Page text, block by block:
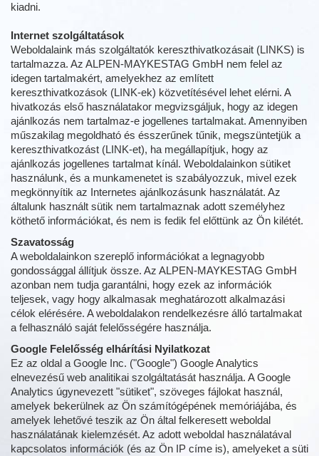
kiadni.
Internet szolgáltatások
Weboldalaink más szolgáltatók kereszthivatkozásait (LINKS) is
tartalmazza. Az ALPEN-MAYKESTAG GmbH nem felel az
idegen tartalmakért, amelyekhez az említett
kereszthivatkozások (LINK-ek) közvetítésével lehet elérni. A
hivatkozás első használatakor megvizsgáljuk, hogy az idegen
ajánlkozás nem tartalmaz-e jogellenes tartalmakat. Amennyiben
műszakilag megoldható és ésszerűnek tűnik, megszüntetjük a
kereszthivatkozást (LINK-et), ha megállapítjuk, hogy az
ajánlkozás jogellenes tartalmat kínál. Weboldalainkon sütiket
használunk, és a munkamenetet is szabályozzuk, mivel ezek
megkönnyítik az Internetes ajánlkozásunk használatát. Az
általunk használt sütik nem tartalmaznak adott személyhez
köthető információkat, és nem is fedik fel előttünk az Ön kilétét.
Szavatosság
A weboldalainkon szereplő információkat a legnagyobb
gondossággal állítjuk össze. Az ALPEN-MAYKESTAG GmbH
azonban nem tudja garantálni, hogy ezek az információk
teljesek, vagy hogy alkalmasak meghatározott alkalmazási
célok elérésére. A weboldalakon rendelkezésre álló tartalmakat
a felhasználó saját felelősségére használja.
Google Felelősség elhárítási Nyilatkozat
Ez az oldal a Google Inc. ("Google") Google Analytics
elnevezésű web analitikai szolgáltatását használja. A Google
Analytics úgynevezett "sütiket", szöveges fájlokat használ,
amelyek bekerülnek az Ön számítógépének memóriájába, és
amelyek lehetővé teszik az Ön által felkeresett weboldal
használatának kielemzését. Az adott weboldal használatával
kapcsolatos információk (és az Ön IP címe is), amelyeket a süti